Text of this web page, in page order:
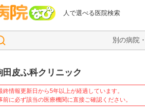
人で選べる医院検索
病院なび
田皮ふ科クリニック
終情報更新日から5年以上が経過しています。
前に必ず該当の医療機関に直接ご確認ください。